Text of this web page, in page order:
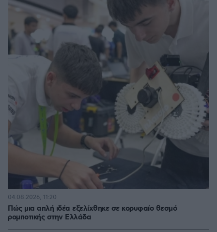
Πώς μια απλή ιδέα εξελίχθηκε σε κορυφαίο θεσμό
ρομποτικής στην Ελλάδα
04.08.2026, 11:20